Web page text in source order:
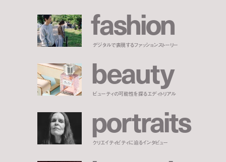
fashion
デジタルで表現するファッションストーリー
beauty
ビューティの可能性を探るエディトリアル
portraits
クリエイティビティに迫るインタビュー